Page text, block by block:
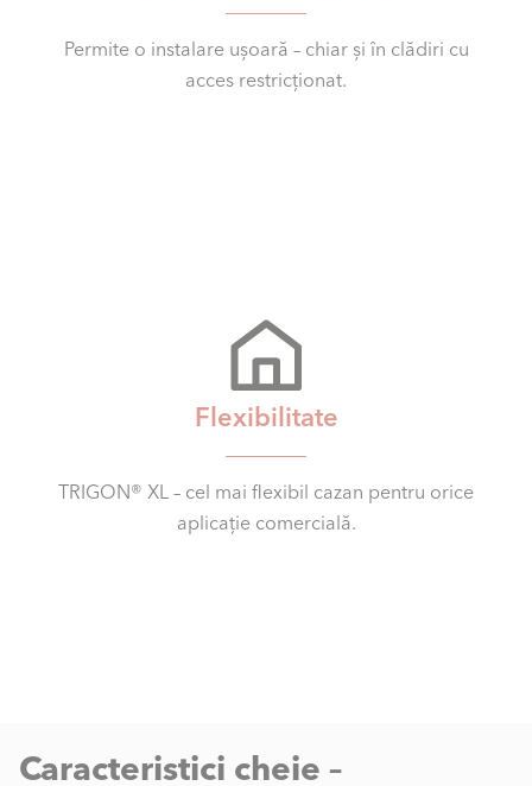
Permite o instalare ușoară – chiar și în clădiri cu
acces restricționat.
Flexibilitate
TRIGON® XL – cel mai flexibil cazan pentru orice
aplicație comercială.
Caracteristici cheie –